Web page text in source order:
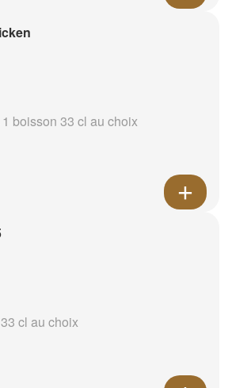
boisson 33 cl au choix
cl au choix